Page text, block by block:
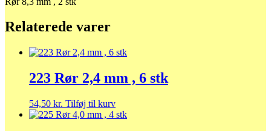
Relaterede varer
223 Rør 2,4 mm , 6 stk
54,50 kr. Tilføj til kurv